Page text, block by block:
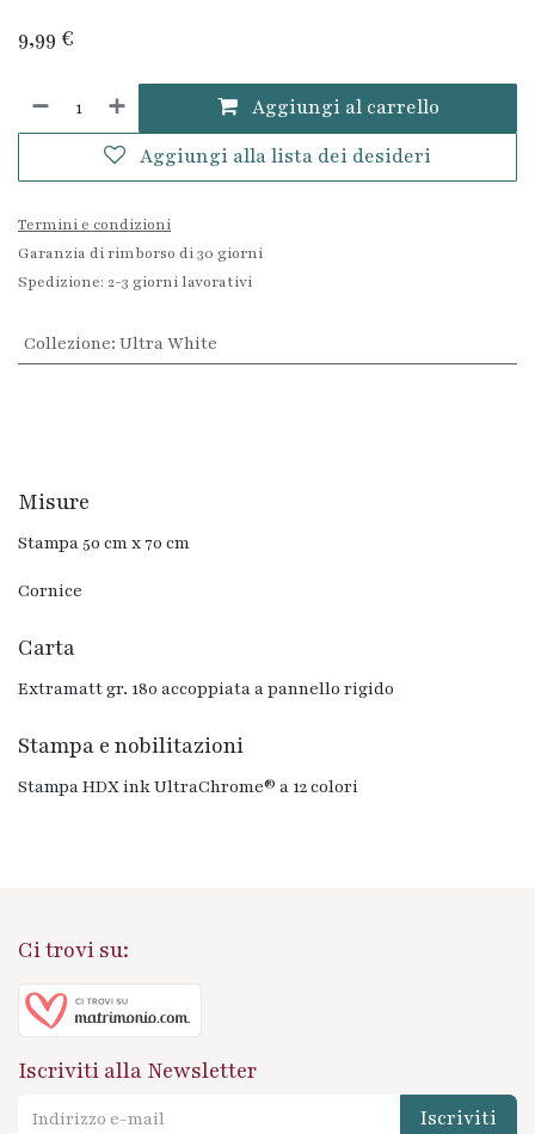
9,99 €
Aggiungi al carrello
Aggiungi alla lista dei desideri
Termini e condizioni
Garanzia di rimborso di 30 giorni
Spedizione: 2-3 giorni lavorativi
Collezione: Ultra White
Misure
Stampa 50 cm x 70 cm
Cornice
Carta
Extramatt gr. 180 accoppiata a pannello rigido
Stampa e nobilitazioni
Stampa HDX ink UltraChrome® a 12 colori
Ci trovi su:
Iscriviti alla Newsletter
Iscriviti